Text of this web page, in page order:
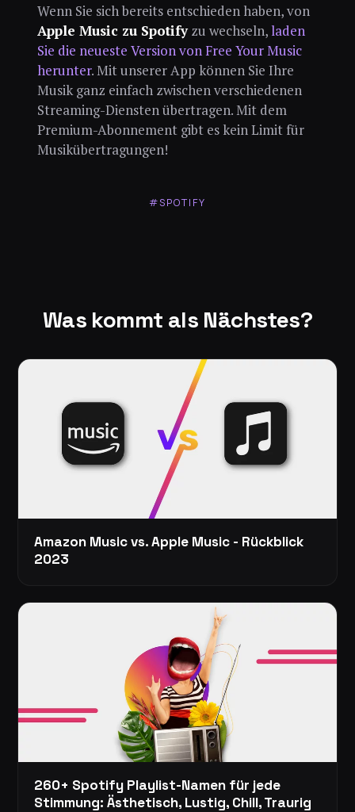
Wenn Sie sich bereits entschieden haben, von
Apple Music zu Spotifyzu wechseln,laden
Sie die neueste Version von Free Your Music
herunter. Mit unserer App können Sie Ihre
Musik ganz einfach zwischen verschiedenen
Streaming-Diensten übertragen. Mit dem
Premium-Abonnement gibt es kein Limit für
Musikübertragungen!
#SPOTIFY
Was kommt als Nächstes?
Amazon Music vs. Apple Music - Rückblick
2023
260+ Spotify Playlist-Namen für jede
Stimmung: Ästhetisch, Lustig, Chill, Traurig